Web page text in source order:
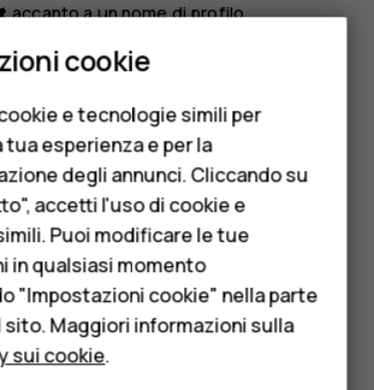
per anziani
M
accanto a un nome di profilo.
come richiesto.
VPN
accanto a un nome di profilo.
VPN.
cookie
e tecnologie simili per
tua esperienza e per la
degli annunci. Cliccando su
accetti l'uso di cookie e
Puoi modificare le tue
in qualsiasi momento
"Impostazioni cookie" nella parte
Maggiori informazioni sulla
sui cookie.